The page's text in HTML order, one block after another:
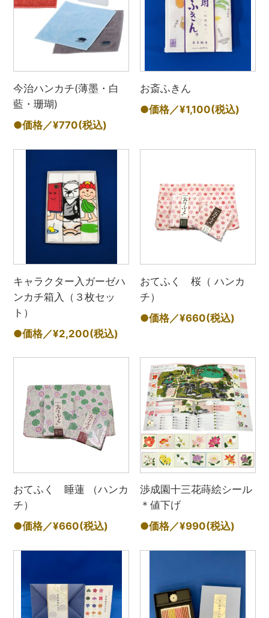
今治ハンカチ(薄墨・白
藍・珊瑚)
●価格／¥770(税込)
お斎ふきん
●価格／¥1,100(税込)
キャラクター入ガーゼハ
ンカチ箱入（３枚セッ
ト）
●価格／¥2,200(税込)
おてふく 桜（ ハンカ
チ）
●価格／¥660(税込)
おてふく 睡蓮 （ハンカ
チ）
●価格／¥660(税込)
渉成園十三花蒔絵シール
＊値下げ
●価格／¥990(税込)